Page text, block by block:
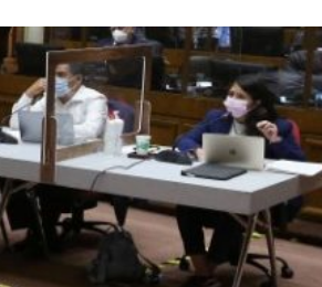
Podcast
Noticias
Reportajes
Columnas
Música Clásica
Especiales